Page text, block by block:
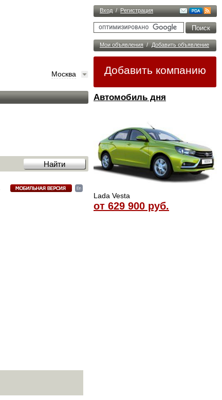
Вход / Регистрация
Мои объявления / Добавить объявление
Добавить компанию
Автомобиль дня
Lada Vesta
от 629 900 руб.
Москва